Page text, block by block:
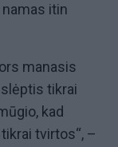
itin
manasis
tikrai
kad
tvirtos“, –